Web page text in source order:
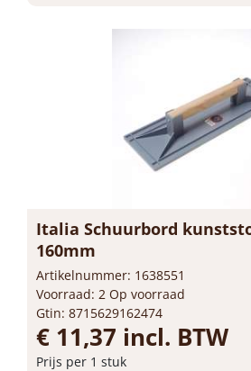
Italia Schuurbord
160mm
Artikelnummer: 1638551
Voorraad: 2 Op voorraad
Gtin: 8715629162474
€ 11,37 incl. BTW
Prijs per 1 stuk